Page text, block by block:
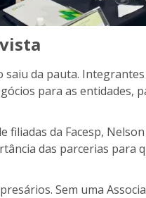
da pauta.
para as
da Facesp,
das parcerias para
Sem uma